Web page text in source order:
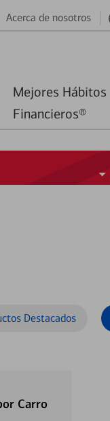
Acerca de nosotros
Mejores Hábitos
Financieros®
Destacados
Carro